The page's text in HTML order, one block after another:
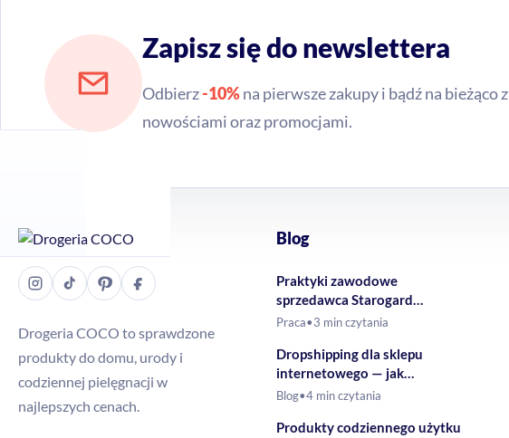
Zapisz się do newslettera
Odbierz-10%na pierwsze zakupy i bądź na bieżąco z
nowościami oraz promocjami.
Drogeria COCO to sprawdzone
produkty do domu, urody i
codziennej pielęgnacji w
najlepszych cenach.
Blog
Praktyki zawodowe
sprzedawca Starogard
Gdański – Drogeria COCO
Praca•3 min czytania
Dropshipping dla sklepu
internetowego — jak
rozszerzyć ofertę o produkty
Blog•4 min czytania
Produkty codziennego użytku